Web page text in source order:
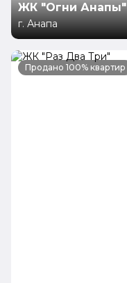
ЖК "Огни Анапы"
г. Анапа
Продано 100% квартир